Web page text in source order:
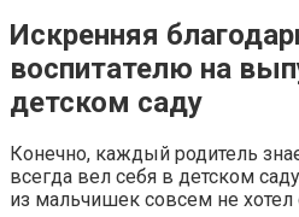
Искренняя
воспитателю на
детском саду
Конечно, каждый родитель
всегда вел себя в детском
из мальчишек совсем не хотел